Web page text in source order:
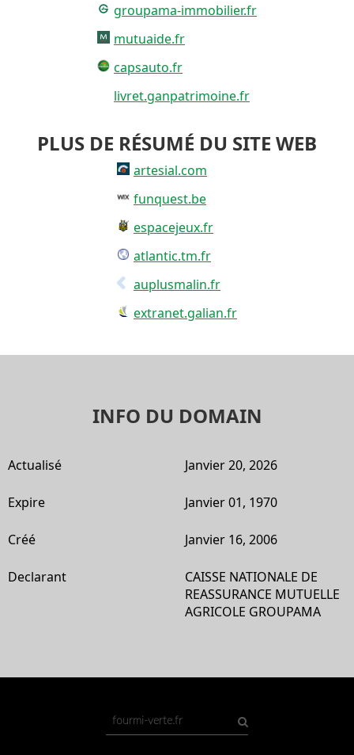
groupama-immobilier.fr
mutuaide.fr
capsauto.fr
livret.ganpatrimoine.fr
PLUS DE RÉSUMÉ DU SITE WEB
artesial.com
funquest.be
espacejeux.fr
atlantic.tm.fr
auplusmalin.fr
extranet.galian.fr
INFO DU DOMAIN
Actualisé Janvier 20, 2026
Expire Janvier 01, 1970
Créé Janvier 16, 2006
Declarant
CAISSE NATIONALE DE
REASSURANCE MUTUELLE
AGRICOLE GROUPAMA